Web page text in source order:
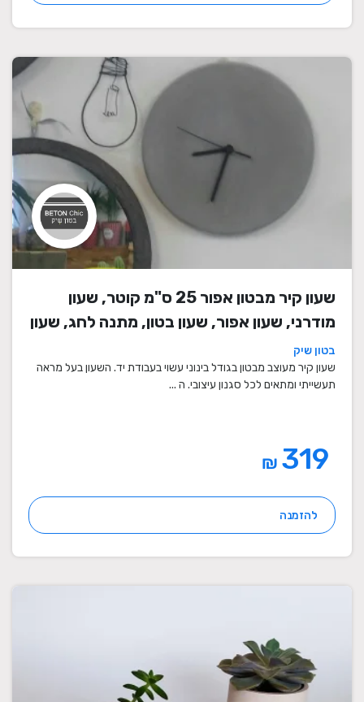
שעון קיר מבטון אפור 25 ס"מ קוטר, שעון
מודרני, שעון אפור, שעון בטון, מתנה לחג, שעון
מעוצב, שעון מיוחד, שעון תעשייתי, שעון לסלון,
שעון קיר
בטון שיק
שעון קיר מעוצב מבטון בגודל בינוני עשוי בעבודת יד. השעון בעל מראה
תעשייתי ומתאים לכל סגנון עיצובי. ה ...
₪
להזמנה